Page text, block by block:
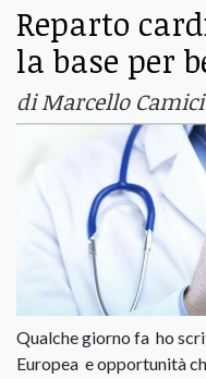
Reparto
la base per
di Marcello Camici
Qualche giorno fa ho
Europea e opportunità